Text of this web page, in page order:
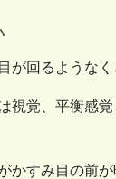
が回るような
視覚、平衡感
かすみ目の前